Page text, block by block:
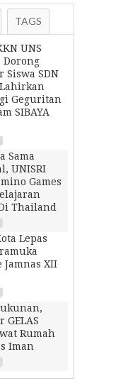
TAGS
UNS
Dorong
Siswa SDN
Geguritan
SIBAYA
Sama
UNISRI
Games
Thailand
Lepas
Jamnas XII
GELAS
Rumah
Iman